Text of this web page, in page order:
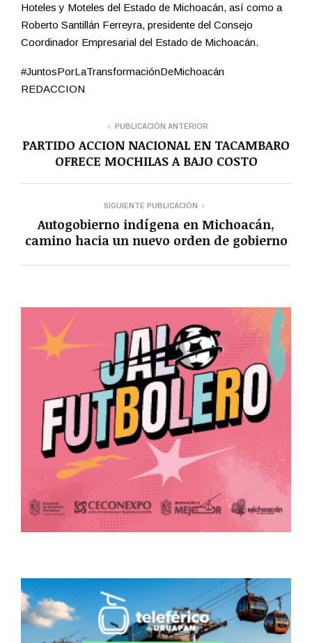
Hoteles y Moteles del Estado de Michoacán, así como a
Roberto Santillán Ferreyra, presidente del Consejo
Coordinador Empresarial del Estado de Michoacán.
#JuntosPorLaTransformaciónDeMichoacán
REDACCION
PUBLICACIÓN ANTERIOR
PARTIDO ACCION NACIONAL EN TACAMBARO
OFRECE MOCHILAS A BAJO COSTO
SIGUIENTE PUBLICACIÓN
Autogobierno indígena en Michoacán,
camino hacia un nuevo orden de gobierno